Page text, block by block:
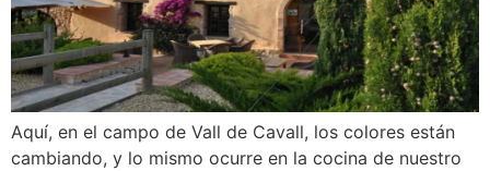
Aquí, en el campo de Vall de Cavall, los colores están
cambiando, y lo mismo ocurre en la cocina de nuestro